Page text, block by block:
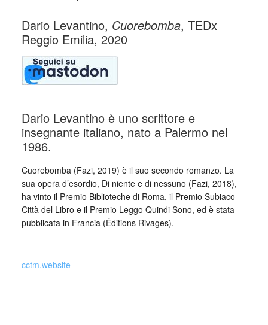
Dario Levantino, Cuorebomba, TEDx
Reggio Emilia, 2020
Dario Levantino è uno scrittore e
insegnante italiano, nato a Palermo nel
1986.
Cuorebomba (Fazi, 2019) è il suo secondo romanzo. La
sua opera d’esordio, Di niente e di nessuno (Fazi, 2018),
ha vinto il Premio Biblioteche di Roma, il Premio Subiaco
Città del Libro e il Premio Leggo Quindi Sono, ed è stata
pubblicata in Francia (Éditions Rivages). –
cctm.website